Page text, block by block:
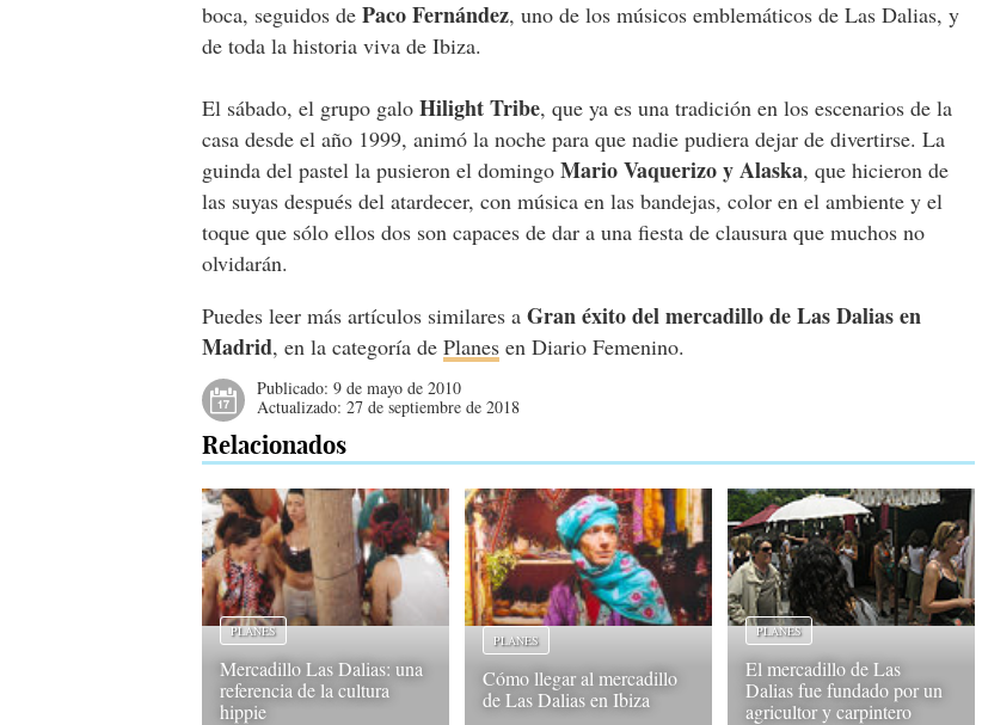
boca, seguidos dePaco Fernández, uno de los músicos emblemáticos de Las Dalias, y
de toda la historia viva de Ibiza.
El sábado, el grupo galoHilight Tribe, que ya es una tradición en los escenarios de la
casa desde el año 1999, animó la noche para que nadie pudiera dejar de divertirse. La
guinda del pastel la pusieron el domingoMario Vaquerizo y Alaska, que hicieron de
las suyas después del atardecer, con música en las bandejas, color en el ambiente y el
toque que sólo ellos dos son capaces de dar a una fiesta de clausura que muchos no
olvidarán.
Puedes leer más artículos similares aGran éxito del mercadillo de Las Dalias en
Madrid, en la categoría dePlanes en Diario Femenino.
Publicado:9 de mayo de 2010
Actualizado:27 de septiembre de 2018
Relacionados
PLANES
Mercadillo Las Dalias: una
referencia de la cultura
hippie
PLANES
Cómo llegar al mercadillo
de Las Dalias en Ibiza
PLANES
El mercadillo de Las
Dalias fue fundado por un
agricultor y carpintero